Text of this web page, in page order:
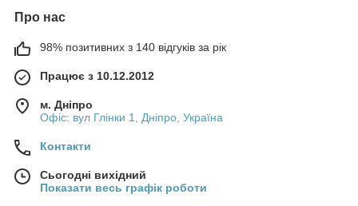
Про нас
98% позитивних з 140 відгуків за рік
Працює з 10.12.2012
м. Дніпро
Офіс: вул Глінки 1, Дніпро, Україна
Контакти
Сьогодні вихідний
Показати весь графік роботи